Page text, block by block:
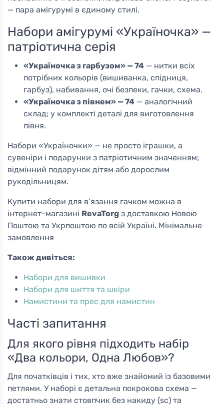
— пара амігурумі в єдиному стилі.
Набори амігурумі «Україночка» —
патріотична серія
«Україночка з гарбузом» — 74 — нитки всіх
потрібних кольорів (вишиванка, спідниця,
гарбуз), набивання, очі безпеки, гачки, схема.
«Україночка з півнем» — 74 — аналогічний
склад; у комплекті деталі для виготовлення
півня.
Набори «Україночки» — не просто іграшки, а
сувеніри і подарунки з патріотичним значенням;
відмінний подарунок дітям або дорослим
рукодільницям.
Купити набори для в’язання гачком можна в
інтернет-магазині RevaTorg з доставкою Новою
Поштою та Укрпоштою по всій Україні. Мінімальне
замовлення
Також дивіться:
Набори для вишивки
Набори для шиття та шкіри
Намистини та прес для намистин
Часті запитання
Для якого рівня підходить набір
«Два кольори, Одна Любов»?
Для початківців і тих, хто вже знайомий із базовими
петлями. У наборі є детальна покрокова схема —
достатньо знати стовпчик без накиду (sc) та